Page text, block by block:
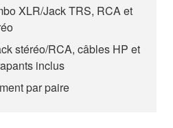
XLR/Jack TRS, RCA et
stéréo/RCA, câbles HP et
inclus
par paire